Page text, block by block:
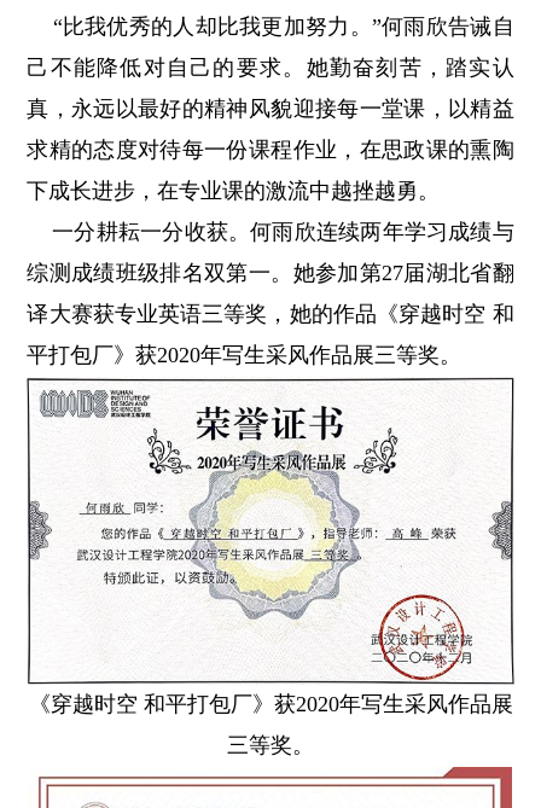
“比我优秀的人却比我更加努力。”何雨欣告诫自
己不能降低对自己的要求。她勤奋刻苦，踏实认
真，永远以最好的精神风貌迎接每一堂课，以精益
求精的态度对待每一份课程作业，在思政课的熏陶
下成长进步，在专业课的激流中越挫越勇。
一分耕耘一分收获。何雨欣连续两年学习成绩与
综测成绩班级排名双第一。她参加第27届湖北省翻
译大赛获专业英语三等奖，她的作品《穿越时空 和
平打包厂》获2020年写生采风作品展三等奖。
《穿越时空 和平打包厂》获2020年写生采风作品展
三等奖。